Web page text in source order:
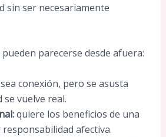
sin ser necesariamente
parecerse desde afuera:
conexión, pero se asusta
vuelve real.
quiere los beneficios de una
afectiva.